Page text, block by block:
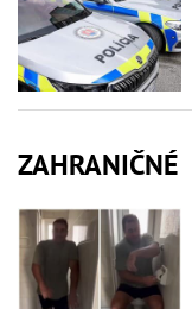
ZAHRANIČNÉ